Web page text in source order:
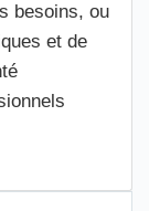
besoins, ou
et de